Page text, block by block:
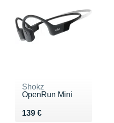
Shokz
OpenRun Mini
139 €
Vendu 139 €